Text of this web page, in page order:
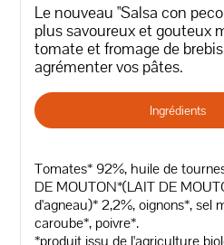
Le nouveau "Salsa con
plus savoureux et gouteux
tomate et fromage de
agrémenter vos pâtes.
Ingrédients
Tomates* 92%, huile de
DE MOUTON*(LAIT DE
d'agneau)* 2,2%, oignons*, sel
caroube*, poivre*.
*produit issu de l'agriculture